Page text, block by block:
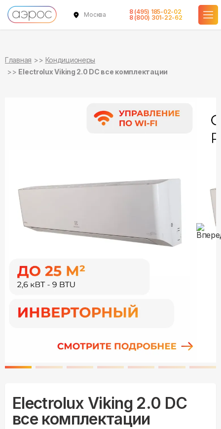
Москва
8 (495) 185-02-02
8 (800) 301-22-62
Главная
Кондиционеры
Electrolux Viking 2.0 DC все комплектации
Electrolux Viking 2.0 DC
все комплектации
в наличии
в наличии
в наличии
в наличии